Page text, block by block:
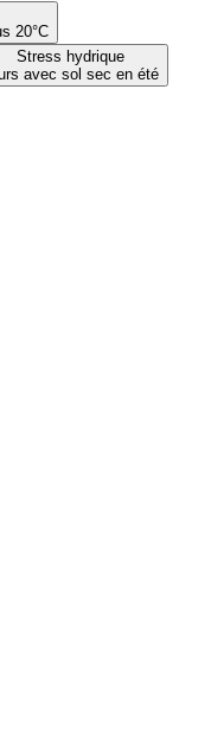
20°C
Stress hydrique
avec sol sec en été